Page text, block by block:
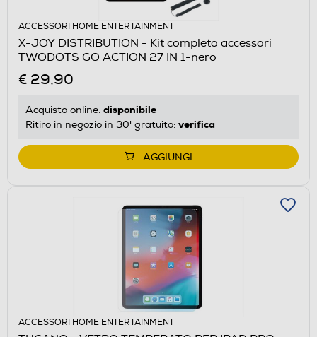
ACCESSORI HOME ENTERTAINMENT
X-JOY DISTRIBUTION - Kit completo accessori
TWODOTS GO ACTION 27 IN 1-nero
€ 29,90
Acquisto online: disponibile
Ritiro in negozio in 30' gratuito: verifica
AGGIUNGI
ACCESSORI HOME ENTERTAINMENT